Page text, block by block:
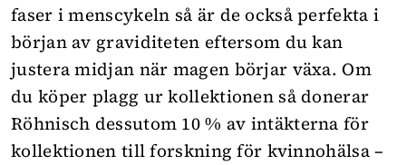
faser i menscykeln så är de också perfekta i
början av graviditeten eftersom du kan
justera midjan när magen börjar växa. Om
du köper plagg ur kollektionen så donerar
Röhnisch dessutom 10 % av intäkterna för
kollektionen till forskning för kvinnohälsa –